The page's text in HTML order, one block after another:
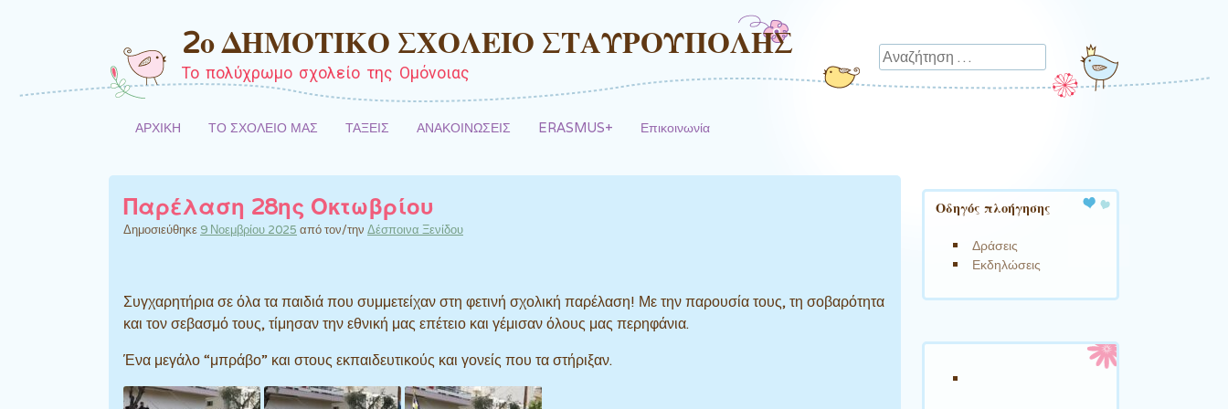
2ο ΔΗΜΟΤΙΚΟ ΣΧΟΛΕΙΟ ΣΤΑΥΡΟΥΠΟΛΗΣ
Το πολύχρωμο σχολείο της Ομόνοιας
Αναζήτηση
ΑΡΧΙΚΗ ΤΟ ΣΧΟΛΕΙΟ ΜΑΣ ΤΑΞΕΙΣ ΑΝΑΚΟΙΝΩΣΕΙΣ ERASMUS+ Επικοινωνία
Παρέλαση 28ης Οκτωβρίου
Δημοσιεύθηκε 9 Νοεμβρίου 2025 από τον/την Δέσποινα Ξενίδου
Συγχαρητήρια σε όλα τα παιδιά που συμμετείχαν στη φετινή σχολική παρέλαση! Με την παρουσία τους, τη σοβαρότητα
και τον σεβασμό τους, τίμησαν την εθνική μας επέτειο και γέμισαν όλους μας περηφάνια.
Ένα μεγάλο “μπράβο” και στους εκπαιδευτικούς και γονείς που τα στήριξαν.
Οδηγός πλοήγησης
Δράσεις
Εκδηλώσεις